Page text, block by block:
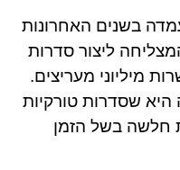
בשנים האחרונות
ליצור סדרות
מיליוני מעריצים.
שסדרות טורקיות
חלשה בשל הזמן